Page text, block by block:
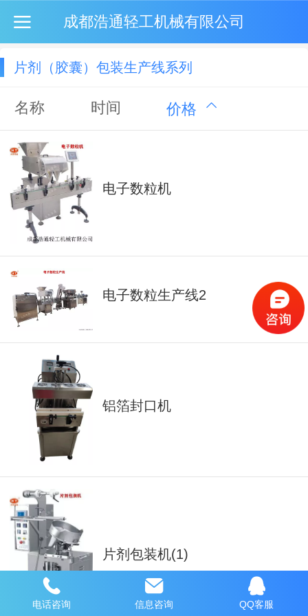
成都浩通轻工机械有限公司
片剂（胶囊）包装生产线系列
名称 时间 价格
电子数粒机
电子数粒生产线2
铝箔封口机
片剂包装机(1)
电话咨询 信息咨询 QQ客服